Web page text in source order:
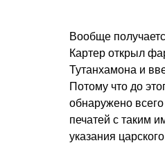
Вообще
Картер открыл
Тутанхамона и
Потому что до
обнаружено
печатей с таким
указания